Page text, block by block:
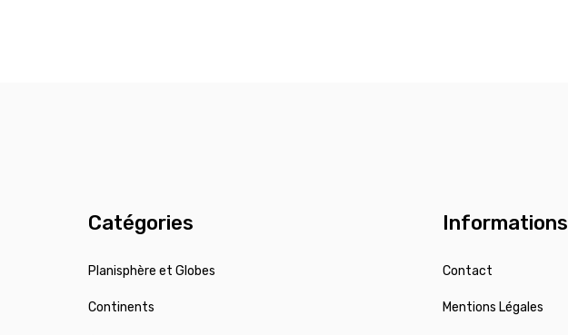
Catégories
Planisphère et Globes
Continents
Informations
Contact
Mentions Légales